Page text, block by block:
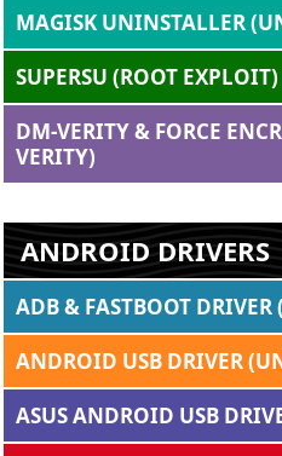
MAGISK UNINSTALLER
SUPERSU (ROOT EXPLOIT)
DM-VERITY & FORCE
VERITY)
ANDROID DRIVERS
ADB & FASTBOOT
ANDROID USB DRIVER
ASUS ANDROID USB